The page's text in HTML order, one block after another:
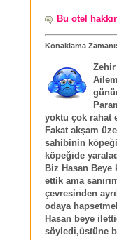
Bu otel
Konaklama
yoktu çok rahat
Fakat akşam
sahibinin köpeği
köpeğide
Biz Hasan Beye
ettik ama
çevresinden
odaya
Hasan beye
söyledi,üstüne